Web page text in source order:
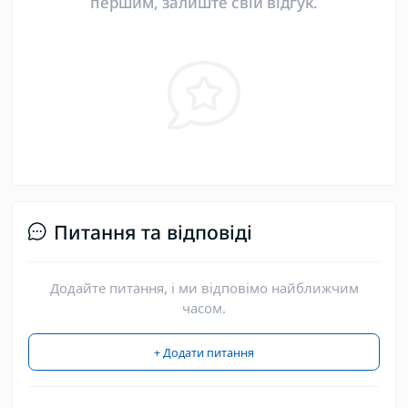
Питання та відповіді
Додайте питання, і ми відповімо найближчим
часом.
+ Додати питання